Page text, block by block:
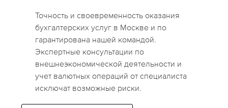
Точность и своевременность оказания
бухгалтерских услуг в Москве и по
гарантирована нашей командой.
Экспертные консультации по
внешнеэкономической деятельности и
учет валютных операций от специалиста
исключат возможные риски.